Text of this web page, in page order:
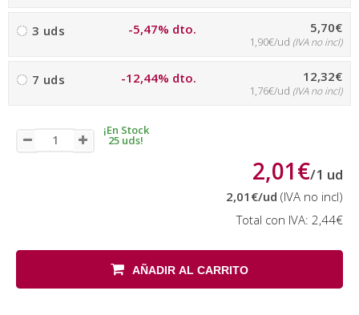
3 uds -5,47% dto. 5,70€
1,90€/ud (IVA no incl)
7 uds -12,44% dto. 12,32€
1,76€/ud (IVA no incl)
¡En Stock
25 uds!
2,01€/1 ud
2,01€/ud (IVA no incl)
Total con IVA: 2,44€
AÑADIR AL CARRITO